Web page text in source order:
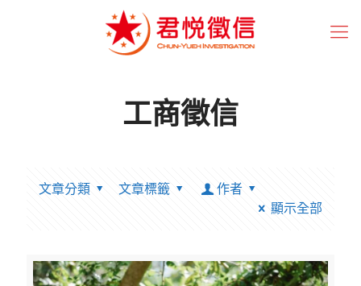
工商徵信
文章分類 文章標籤
作者
顯示全部